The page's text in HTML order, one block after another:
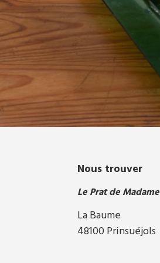
Nous trouver
Le Prat de Madame
La Baume
48100 Prinsuéjols